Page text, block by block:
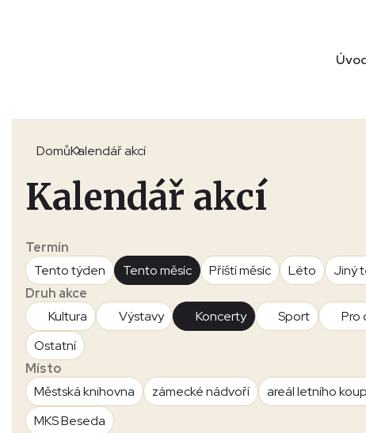
DomůKalendář akcí
Kalendář akcí
Termín
Tento týden
Tento měsíc Příští měsíc Léto
Jiný
Druh akce
Kultura
Výstavy Koncerty Sport Pro
Ostatní
Místo
Městská knihovna
zámecké nádvoří areál letního
MKS Beseda